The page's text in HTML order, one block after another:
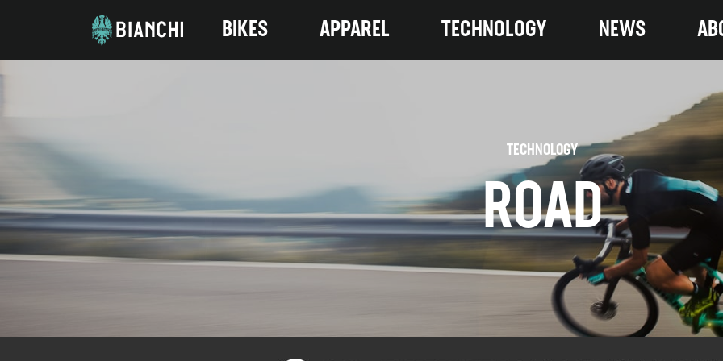
BIKES APPAREL TECHNOLOGY NEWS
TECHNOLOGY
ROAD